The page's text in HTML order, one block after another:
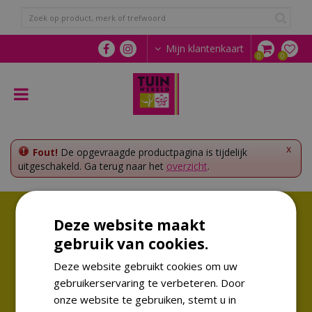
n
a
Mijn klantenkaart
x
Fout! De opgevraagde productpagina is tijdelijk
uitgeschakeld. Ga terug naar het overzicht.
Volg ons!
Altijd op de hoogte van de laatste trends
Deze website maakt
gebruik van cookies.
Deze website gebruikt cookies om uw
gebruikerservaring te verbeteren. Door
onze website te gebruiken, stemt u in